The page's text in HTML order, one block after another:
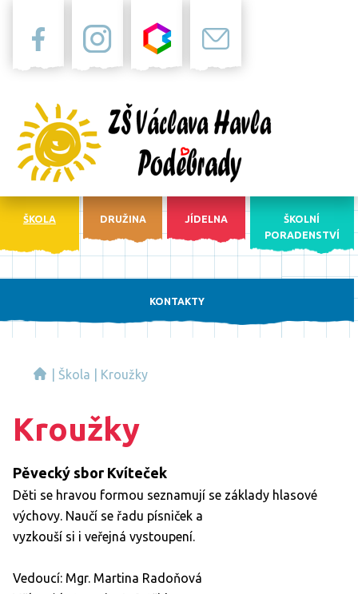
ŠKOLA DRUŽINA JÍDELNA
ŠKOLNÍ
PORADENSTVÍ
KONTAKTY
Škola Kroužky
Kroužky
Pěvecký sbor Kvíteček
Děti se hravou formou seznamují se základy hlasové
výchovy. Naučí se řadu písniček a
vyzkouší si i veřejná vystoupení.
Vedoucí: Mgr. Martina Radoňová